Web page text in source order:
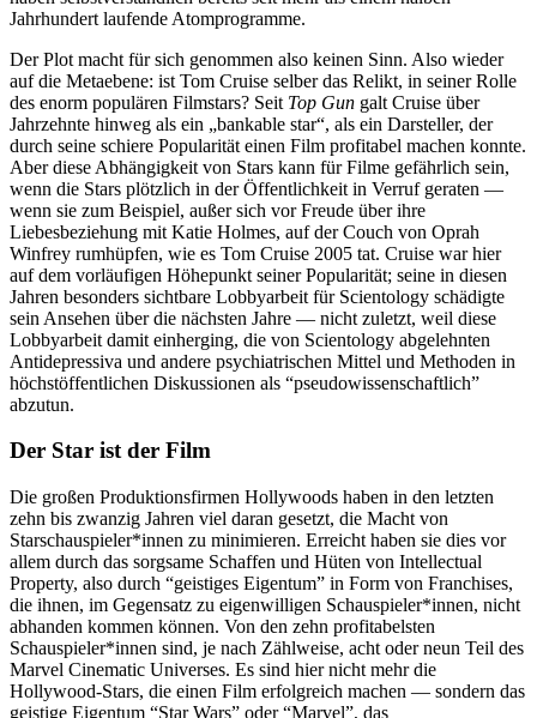
Jahrhundert laufende Atomprogramme.
Der Plot macht für sich genommen also keinen Sinn. Also wieder
auf die Metaebene: ist Tom Cruise selber das Relikt, in seiner Rolle
des enorm populären Filmstars? Seit Top Gun galt Cruise über
Jahrzehnte hinweg als ein „bankable star“, als ein Darsteller, der
durch seine schiere Popularität einen Film profitabel machen konnte.
Aber diese Abhängigkeit von Stars kann für Filme gefährlich sein,
wenn die Stars plötzlich in der Öffentlichkeit in Verruf geraten —
wenn sie zum Beispiel, außer sich vor Freude über ihre
Liebesbeziehung mit Katie Holmes, auf der Couch von Oprah
Winfrey rumhüpfen, wie es Tom Cruise 2005 tat. Cruise war hier
auf dem vorläufigen Höhepunkt seiner Popularität; seine in diesen
Jahren besonders sichtbare Lobbyarbeit für Scientology schädigte
sein Ansehen über die nächsten Jahre — nicht zuletzt, weil diese
Lobbyarbeit damit einherging, die von Scientology abgelehnten
Antidepressiva und andere psychiatrischen Mittel und Methoden in
höchstöffentlichen Diskussionen als “pseudowissenschaftlich”
abzutun.
Der Star ist der Film
Die großen Produktionsfirmen Hollywoods haben in den letzten
zehn bis zwanzig Jahren viel daran gesetzt, die Macht von
Starschauspieler*innen zu minimieren. Erreicht haben sie dies vor
allem durch das sorgsame Schaffen und Hüten von Intellectual
Property, also durch “geistiges Eigentum” in Form von Franchises,
die ihnen, im Gegensatz zu eigenwilligen Schauspieler*innen, nicht
abhanden kommen können. Von den zehn profitabelsten
Schauspieler*innen sind, je nach Zählweise, acht oder neun Teil des
Marvel Cinematic Universes. Es sind hier nicht mehr die
Hollywood-Stars, die einen Film erfolgreich machen — sondern das
geistige Eigentum “Star Wars” oder “Marvel”, das